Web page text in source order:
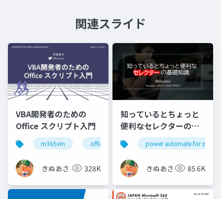
関連スライド
VBA開発者のための
Office スクリプト入門
m365vm officescripts officeスクリプト
きぬあさ 328K
知っているとちょっと
便利なセレクターの基
礎知識power automate for
きぬあさ 85.6K